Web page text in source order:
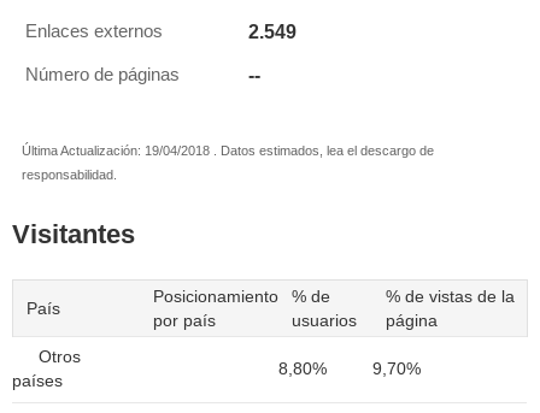
Enlaces externos 2.549
Número de páginas --
Última Actualización: 19/04/2018 . Datos estimados, lea el descargo de
responsabilidad.
Visitantes
País
Posicionamiento
por país
% de
usuarios
% de vistas de la
página
Otros
países
8,80% 9,70%